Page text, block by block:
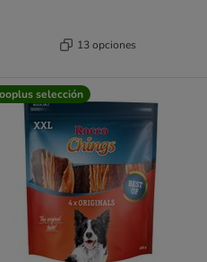
13 opciones
selección